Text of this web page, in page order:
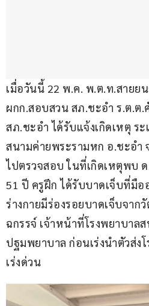
เมื่อวันนี้ 22 พ.ค. พ.ต.ท.สายย
ผกก.สอบสวน สภ.ชะอำ ร.ต.ต.
สภ.ชะอำ ได้รับแจ้งเกิดเหตุ ร
สนามค่ายพระรามหก อ.ชะอำ
ไปตรวจสอบ ในที่เกิดเหตุพบ
51 ปี ครูฝึก ได้รับบาดเจ็บที่มือ
ร่างกายมีร่องรอยบาดเจ็บจาก
ฉกรรจ์ เจ้าหน้าที่โรงพยาบาล
ปฐมพยาบาล ก่อนเร่งนำตัวส่ง
เร่งด่วน